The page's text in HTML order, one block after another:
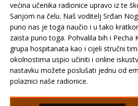
većina učenika radionice upravo iz te
Sanjom na čelu. Naš voditelj Srđan
puno nas je toga naučio i u tako
zaista puno toga. Pohvalila bih i Pecha
grupa hospitanata kao i cijeli stručni
okolnostima uspio učiniti i online
nastavku možete poslušati jednu od
polaznici naše radionice.